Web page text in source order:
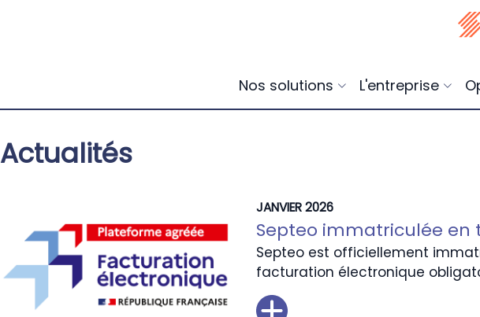
Nos solutions L'entreprise
Actualités
JANVIER 2026
Septeo immatriculée
Septeo est officiellement
facturation électronique